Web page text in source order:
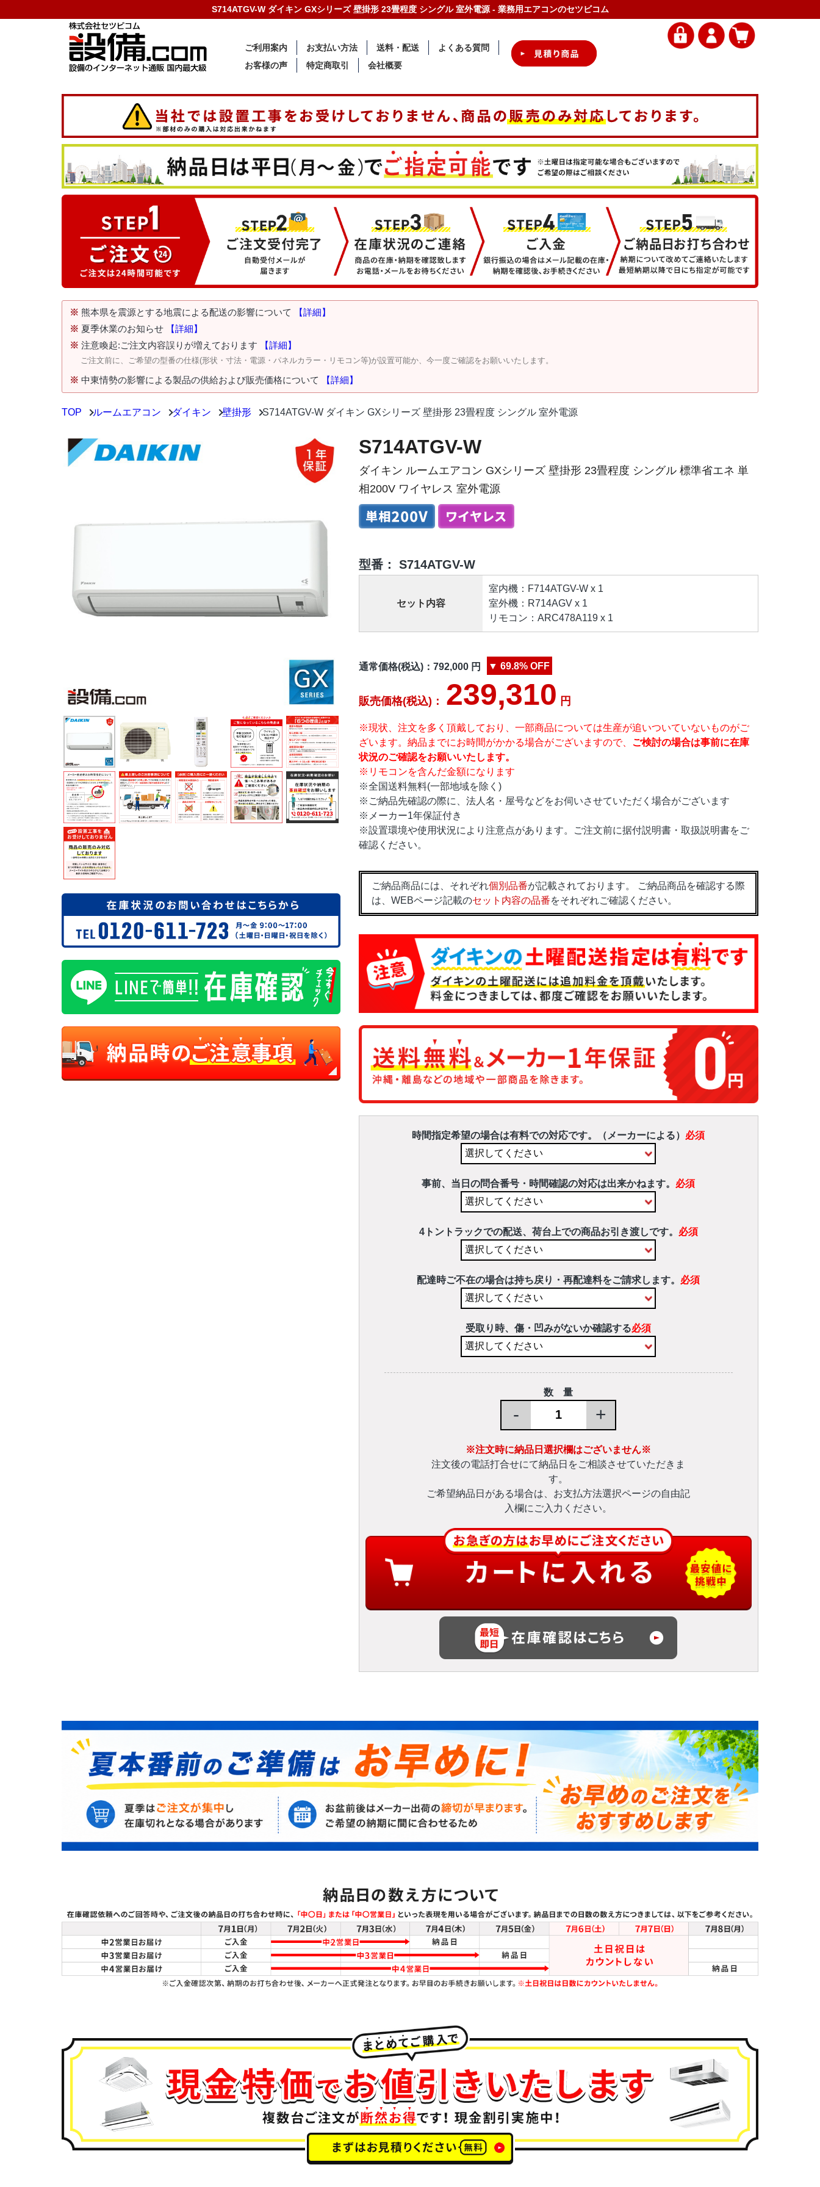
S714ATGV-W ダイキン GXシリーズ 壁掛形 23畳程度 シングル 室外電源 - 業務用エアコンのセツビコム
ご利用案内 お支払い方法 送料・配送
よくある質問
お客様の声
特定商取引 会社概要
※ 熊本県を震源とする地震による配送の影響について
【詳細】
※ 夏季休業のお知らせ
【詳細】
※ 注意喚起:ご注文内容誤りが増えております 【詳細】
ご注文前に、ご希望の型番の仕様(形状・寸法・電源・パネルカラー・リモコン等)が設置可能か、今一度ご確認をお願いいたします。
※ 中東情勢の影響による製品の供給および販売価格について 【詳細】
TOP ルームエアコン ダイキン 壁掛形 S714ATGV-W ダイキン GXシリーズ 壁掛形 23畳程度 シングル 室外電源
S714ATGV-W
ダイキン ルームエアコン GXシリーズ 壁掛形 23畳程度 シングル 標準省エネ 単
相200V ワイヤレス 室外電源
型番： S714ATGV-W
セット内容
室内機：F714ATGV-W x 1
室外機：R714AGV x 1
リモコン：ARC478A119 x 1
通常価格(税込)： 792,000円 ▼ 69.8% OFF
販売価格(税込)： 239,310 円
※現状、注文を多く頂戴しており、一部商品については生産が追いついていないものがご
ざいます。納品までにお時間がかかる場合がございますので、 ご検討の場合は事前に在庫
状況のご確認をお願いいたします。
※リモコンを含んだ金額になります
※全国送料無料(一部地域を除く)
※ご納品先確認の際に、法人名・屋号などをお伺いさせていただく場合がございます
※メーカー1年保証付き
※設置環境や使用状況により注意点があります。ご注文前に据付説明書・取扱説明書をご
確認ください。
ご納品商品には、それぞれ個別品番が記載されております。 ご納品商品を確認する際
は、WEBページ記載のセット内容の品番をそれぞれご確認ください。
時間指定希望の場合は有料での対応です。（メーカーによる） 必須
事前、当日の問合番号・時間確認の対応は出来かねます。 必須
4トントラックでの配送、荷台上での商品お引き渡しです。 必須
配達時ご不在の場合は持ち戻り・再配達料をご請求します。 必須
受取り時、傷・凹みがないか確認する必須
数 量
- +
※注文時に納品日選択欄はございません※
注文後の電話打合せにて納品日をご相談させていただきま
す。
ご希望納品日がある場合は、お支払方法選択ページの自由記
入欄にご入力ください。